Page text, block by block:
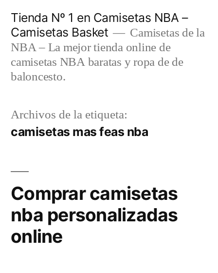
contenido
Tienda Nº 1 en Camisetas NBA –
Camisetas Basket
Camisetas de la
NBA – La mejor tienda online de
camisetas NBA baratas y ropa de de
baloncesto.
Archivos de la etiqueta:
camisetas mas feas nba
Comprar camisetas
nba personalizadas
online